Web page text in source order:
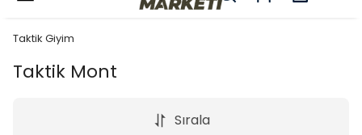
Taktik Giyim
Taktik Mont
Sırala